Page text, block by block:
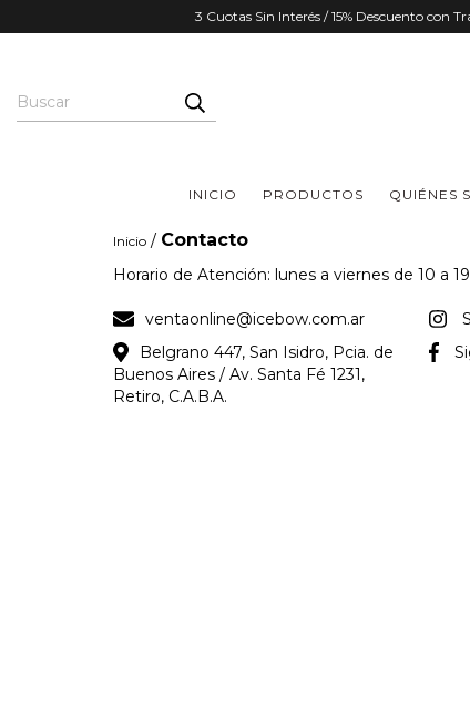
3 Cuotas Sin Interés / 15% Descuento con
INICIO PRODUCTOS QUIÉNES
Inicio / Contacto
Horario de Atención: lunes a viernes de 10 a
ventaonline@icebow.com.ar
Belgrano 447, San Isidro, Pcia. de
Buenos Aires / Av. Santa Fé 1231,
Retiro, C.A.B.A.